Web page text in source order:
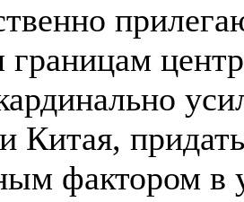
границам
Китая,
фактором в